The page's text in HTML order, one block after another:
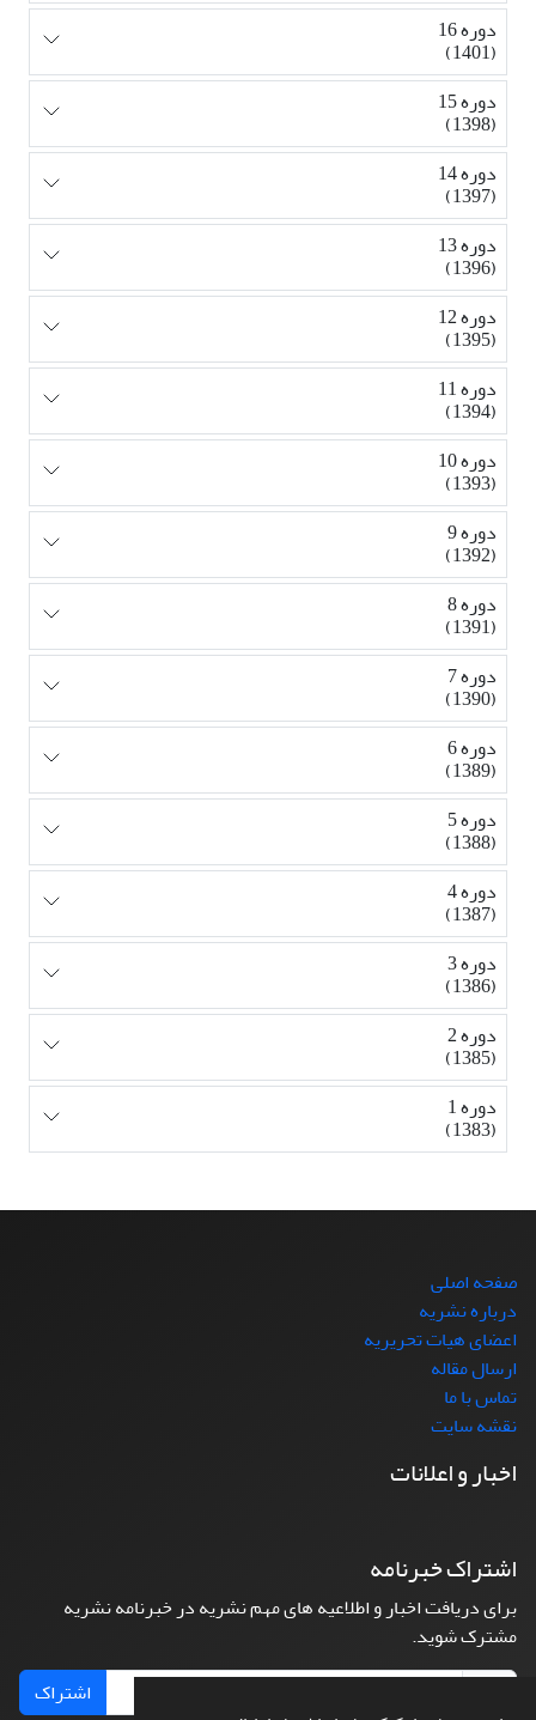
دوره 16
(1401)
دوره 15
(1398)
دوره 14
(1397)
دوره 13
(1396)
دوره 12
(1395)
دوره 11
(1394)
دوره 10
(1393)
دوره 9
(1392)
دوره 8
(1391)
دوره 7
(1390)
دوره 6
(1389)
دوره 5
(1388)
دوره 4
(1387)
دوره 3
(1386)
دوره 2
(1385)
دوره 1
(1383)
صفحه اصلی
درباره نشریه
اعضای هیات تحریریه
ارسال مقاله
تماس با ما
نقشه سایت
اخبار و اعلانات
اشتراک خبرنامه
برای دریافت اخبار و اطلاعیه های مهم نشریه در خبرنامه نشریه
مشترک شوید.
اشتراک